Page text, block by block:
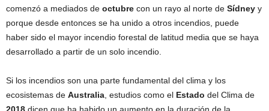
comenzó a mediados de octubre con un rayo al norte de Sídney y
porque desde entonces se ha unido a otros incendios, puede
haber sido el mayor incendio forestal de latitud media que se haya
desarrollado a partir de un solo incendio.
Si los incendios son una parte fundamental del clima y los
ecosistemas de Australia, estudios como el Estado del Clima de